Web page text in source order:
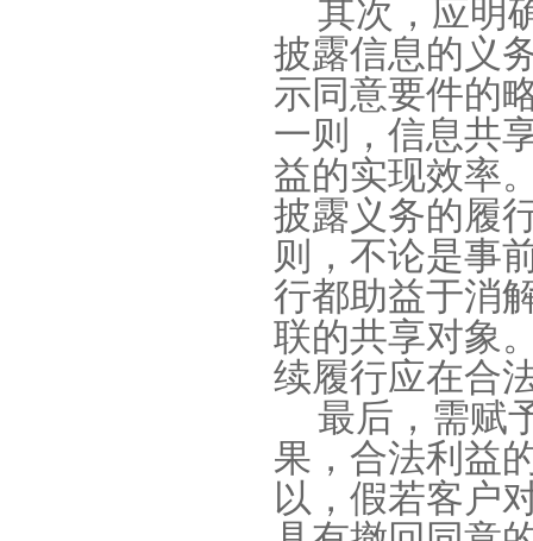
其次，应明
披露信息的义
示同意要件的
一则，信息共
益的实现效率
披露义务的履
则，不论是事
行都助益于消
联的共享对象
续履行应在合
最后，需赋
果，合法利益
以，假若客户